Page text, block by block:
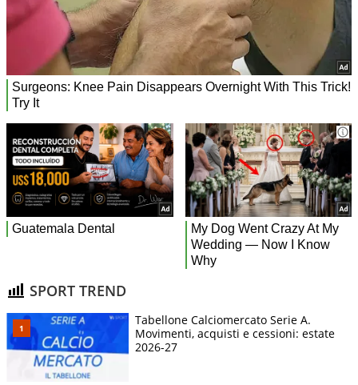
SPORT TREND
Tabellone Calciomercato Serie A.
Movimenti, acquisti e cessioni: estate
2026-27